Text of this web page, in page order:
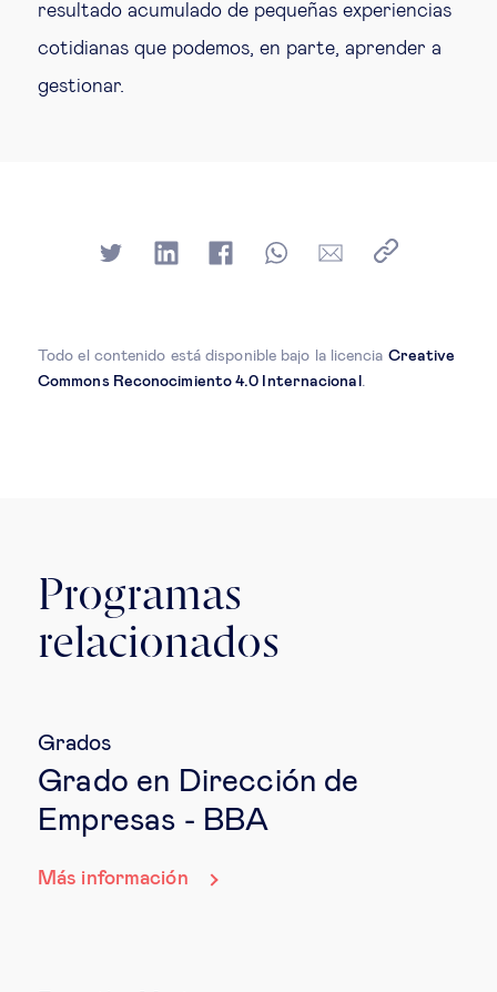
resultado acumulado de pequeñas experiencias
cotidianas que podemos, en parte, aprender a
gestionar.
Todo el contenido está disponible bajo la licencia Creative
Commons Reconocimiento 4.0 Internacional
Programas
relacionados
Grados
Grado en Dirección de
Empresas - BBA
Más información